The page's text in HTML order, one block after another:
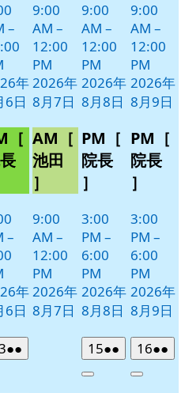
–
年
6日
［
–
年
6日
9:00
AM –
12:00
PM
2026年
8月7日
AM［
池田
］
9:00
AM –
12:00
PM
2026年
8月7日
9:00
AM –
12:00
PM
2026年
8月8日
PM［
院長
］
3:00
PM –
6:00
PM
2026年
8月8日
9:00
AM –
12:00
PM
2026年
8月9日
PM［
院長
］
3:00
PM –
6:00
PM
2026年
8月9日
2026
年
●●
件
152026
年
●●
件
Close
162026
年
●●
件
Close